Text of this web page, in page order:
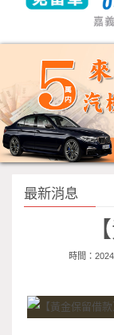
最新消息
時間：